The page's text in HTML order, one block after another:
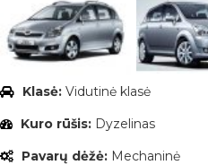
Klasė: Vidutinė klasė
Kuro rūšis: Dyzelinas
Pavarų dėžė: Mechaninė